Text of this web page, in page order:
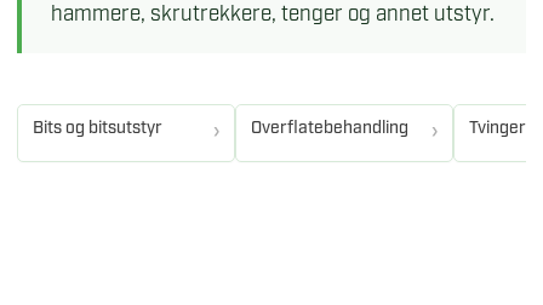
hammere, skrutrekkere, tenger og annet utstyr.
Bits og bitsutstyr Overflatebehandling